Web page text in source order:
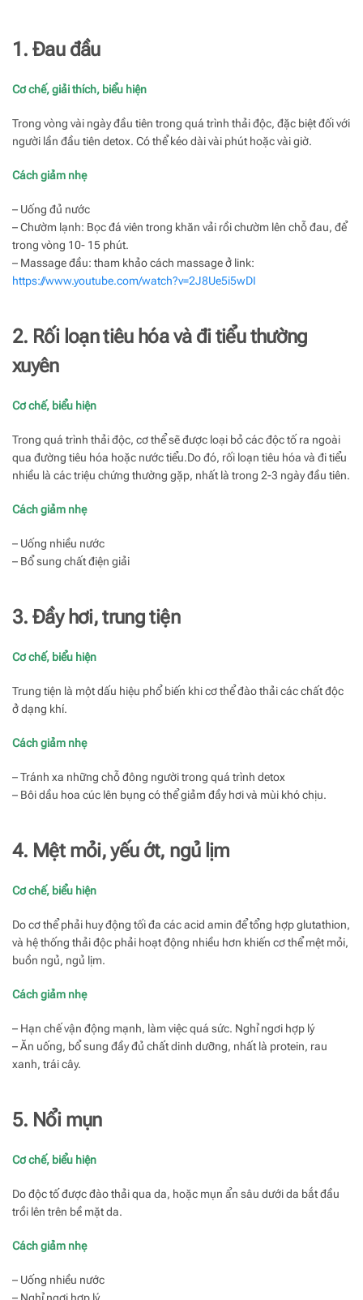
1. Đau đầu
Cơ chế, giải thích, biểu hiện
Trong vòng vài ngày đầu tiên trong quá trình thải độc, đặc biệt đối với
người lần đầu tiên detox. Có thể kéo dài vài phút hoặc vài giờ.
Cách giảm nhẹ
– Uống đủ nước
– Chườm lạnh: Bọc đá viên trong khăn vải rồi chườm lên chỗ đau, để
trong vòng 10- 15 phút.
– Massage đầu: tham khảo cách massage ở link:
https://www.youtube.com/watch?v=2J8Ue5i5wDI
2. Rối loạn tiêu hóa và đi tiểu thường
xuyên
Cơ chế, biểu hiện
Trong quá trình thải độc, cơ thể sẽ được loại bỏ các độc tố ra ngoài
qua đường tiêu hóa hoặc nước tiểu.Do đó, rối loạn tiêu hóa và đi tiểu
nhiều là các triệu chứng thường gặp, nhất là trong 2-3 ngày đầu tiên.
Cách giảm nhẹ
– Uống nhiều nước
– Bổ sung chất điện giải
3. Đầy hơi, trung tiện
Cơ chế, biểu hiện
Trung tiện là một dấu hiệu phổ biến khi cơ thể đào thải các chất độc
ở dạng khí.
Cách giảm nhẹ
– Tránh xa những chỗ đông người trong quá trình detox
– Bôi dầu hoa cúc lên bụng có thể giảm đầy hơi và mùi khó chịu.
4. Mệt mỏi, yếu ớt, ngủ lịm
Cơ chế, biểu hiện
Do cơ thể phải huy động tối đa các acid amin để tổng hợp glutathion,
và hệ thống thải độc phải hoạt động nhiều hơn khiến cơ thể mệt mỏi,
buồn ngủ, ngủ lịm.
Cách giảm nhẹ
– Hạn chế vận động mạnh, làm việc quá sức. Nghỉ ngơi hợp lý
– Ăn uống, bổ sung đầy đủ chất dinh dưỡng, nhất là protein, rau
xanh, trái cây.
5. Nổi mụn
Cơ chế, biểu hiện
Do độc tố được đào thải qua da, hoặc mụn ẩn sâu dưới da bắt đầu
trồi lên trên bề mặt da.
Cách giảm nhẹ
– Uống nhiều nước